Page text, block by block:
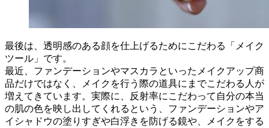
最後は、透明感のある顔を仕上げるためにこだわる「メイク
ツール」です。
最近、ファンデーションやマスカラといったメイクアップ商
品だけではなく、メイクを行う際の道具にまでこだわる人が
増えてきています。実際に、反射率にこだわって自分の本当
の肌の色を映し出してくれるという、ファンデーションやア
イシャドウの塗りすぎや白浮きを防げる鏡や、メイクをする